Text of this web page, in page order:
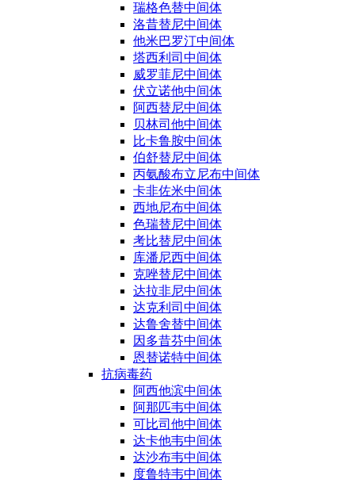
瑞格色替中间体
洛昔替尼中间体
他米巴罗汀中间体
塔西利司中间体
威罗菲尼中间体
伏立诺他中间体
阿西替尼中间体
贝林司他中间体
比卡鲁胺中间体
伯舒替尼中间体
丙氨酸布立尼布中间体
卡非佐米中间体
西地尼布中间体
色瑞替尼中间体
考比替尼中间体
库潘尼西中间体
克唑替尼中间体
达拉非尼中间体
达克利司中间体
达鲁舍替中间体
因多昔芬中间体
恩替诺特中间体
抗病毒药
阿西他滨中间体
阿那匹韦中间体
可比司他中间体
达卡他韦中间体
达沙布韦中间体
度鲁特韦中间体